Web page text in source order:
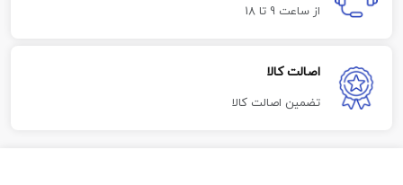
از ساعت 9 تا 18
اصالت کالا
تضمین اصالت کالا